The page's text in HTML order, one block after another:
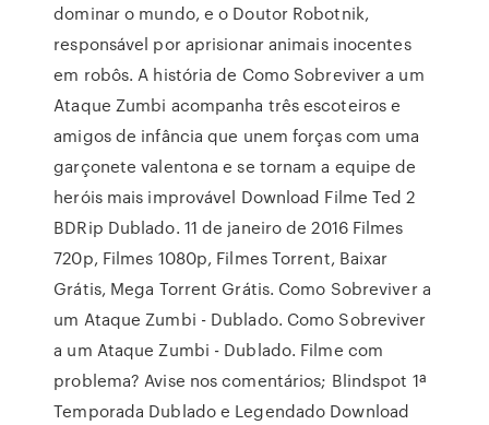
dominar o mundo, e o Doutor Robotnik,
responsável por aprisionar animais inocentes
em robôs. A história de Como Sobreviver a um
Ataque Zumbi acompanha três escoteiros e
amigos de infância que unem forças com uma
garçonete valentona e se tornam a equipe de
heróis mais improvável Download Filme Ted 2
BDRip Dublado. 11 de janeiro de 2016 Filmes
720p, Filmes 1080p, Filmes Torrent, Baixar
Grátis, Mega Torrent Grátis. Como Sobreviver a
um Ataque Zumbi - Dublado. Como Sobreviver
a um Ataque Zumbi - Dublado. Filme com
problema? Avise nos comentários; Blindspot 1ª
Temporada Dublado e Legendado Download